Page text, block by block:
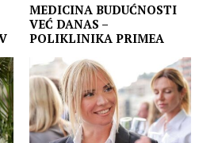
MEDICINA BUDUĆNOSTI
VEĆ DANAS –
POLIKLINIKA PRIMEA